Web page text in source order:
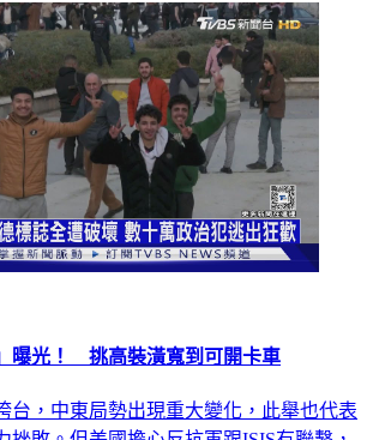
曝光！ 挑高裝潢寬到可開卡車
台，中東局勢出現重大變化，此舉也代表